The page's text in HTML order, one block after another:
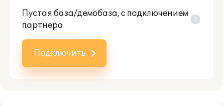
Пустая база/демобаза, c подключением
партнера
Подключить